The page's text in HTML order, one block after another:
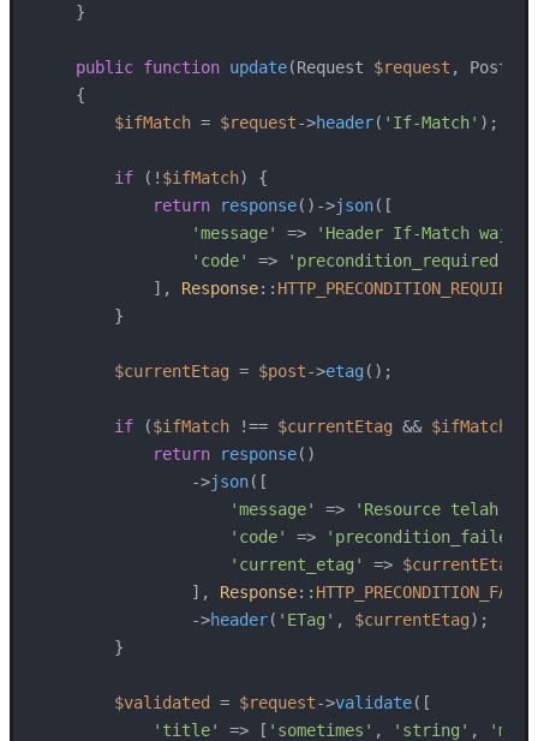
    }
public function update(Request $request , Post
{
$ifMatch = $request->header( 'If-Match' );
if (! $ifMatch) {
return
response()->json([
'message'
=>
'Header If-Match
'code'
=> 'precondition_required'
            ],
Response:: HTTP_PRECONDITION_REQUIRED
        }
$currentEtag = $post->etag ();
if ($ifMatch !== $currentEtag && $ifMatch
return
response()
                ->
json([
'message'
=>
'Resource telah
'code'
=> 'precondition_failed'
'current_etag'
=> $currentEtag
                ],
Response::
                ->
header( 'ETag' , $currentEtag);
        }
$validated = $request->validate([
'title'
=> [ 'sometimes' , 'string' ,